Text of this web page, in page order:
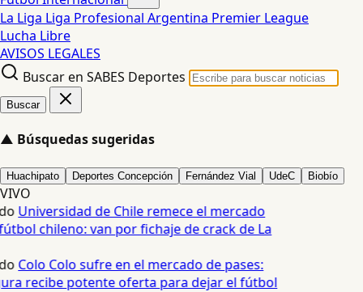
La Liga Liga Profesional Argentina Premier League
Lucha Libre
AVISOS LEGALES
Buscar en SABES Deportes
Buscar
▲ Búsquedas sugeridas
Huachipato Deportes Concepción Fernández Vial UdeC Biobío
VIVO
Universidad de Chile remece el mercado
chileno: van por fichaje de crack de La
Colo Colo sufre en el mercado de pases:
recibe potente oferta para dejar el fútbol